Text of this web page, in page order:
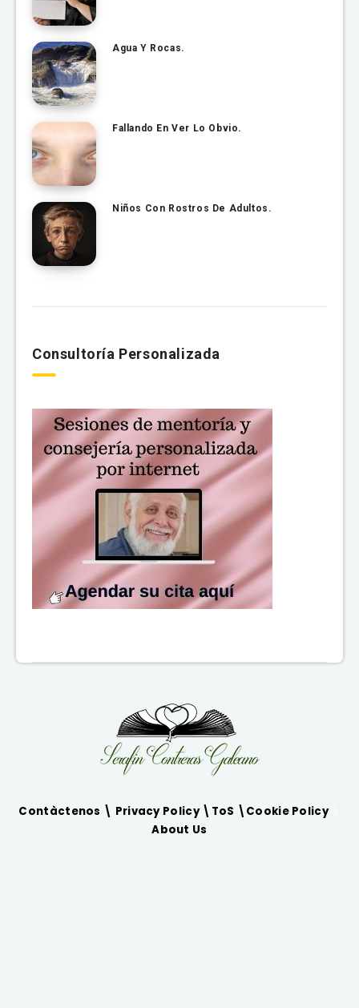
Agua Y Rocas.
Fallando En Ver Lo Obvio.
Niños Con Rostros De Adultos.
Consultoría Personalizada
Contàctenos \ Privacy Policy \ ToS \ Cookie Policy\
About Us